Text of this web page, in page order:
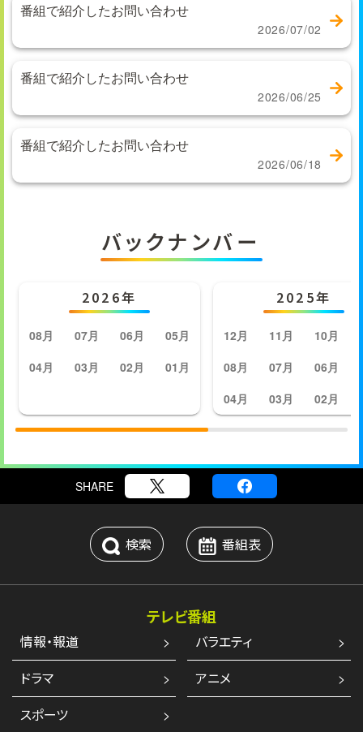
番組で紹介したお問い合わせ
2026/07/02
番組で紹介したお問い合わせ
2026/06/25
番組で紹介したお問い合わせ
2026/06/18
バックナンバー
2026年
08月 07月 06月
05月
04月
03月 02月 01月
2025年
12月 11月 10月
08月
07月 06月
04月
03月 02月
SHARE
検索 番組表
テレビ番組
情報・報道
バラエティ
ドラマ
アニメ
スポーツ